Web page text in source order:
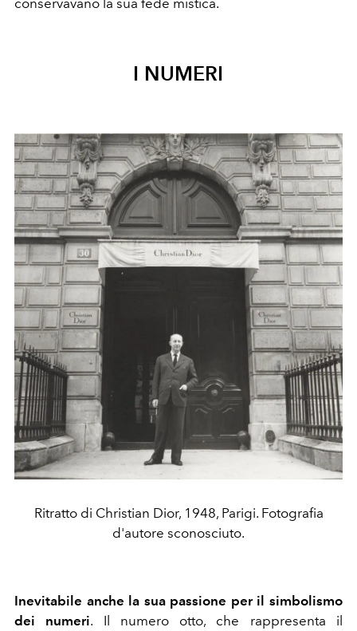
conservavano la sua fede mistica.
I NUMERI
Ritratto di Christian Dior, 1948, Parigi. Fotografia
d'autore sconosciuto.
Inevitabile anche la sua passione per il simbolismo
dei numeri. Il numero otto, che rappresenta il